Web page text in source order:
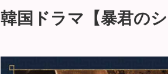
韓国ドラマ【暴君の